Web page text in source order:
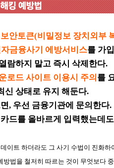
보안토큰(비밀정보 장치외부
금융사기 에방서비스를 가
람하지 말고 즉시 삭제한다.
로드 사이트 이용시 주의 를
신 상태로 유지 해둔다.
, 우선 금융기관에 문의한다.
드를 올바르게 입력했는데
이트 하더라도 그 사기 수법이 진화
방법을 철저히 따르는 것이 무엇보다